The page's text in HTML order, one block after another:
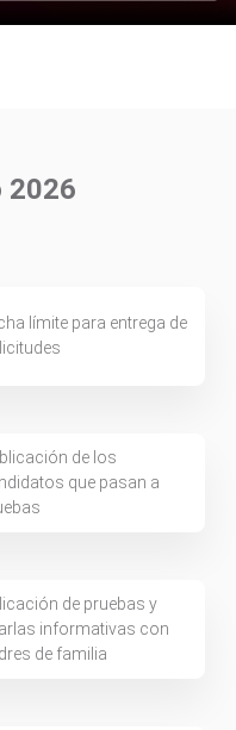
2026
límite para entrega de
de los
que pasan a
de pruebas y
informativas con
de familia